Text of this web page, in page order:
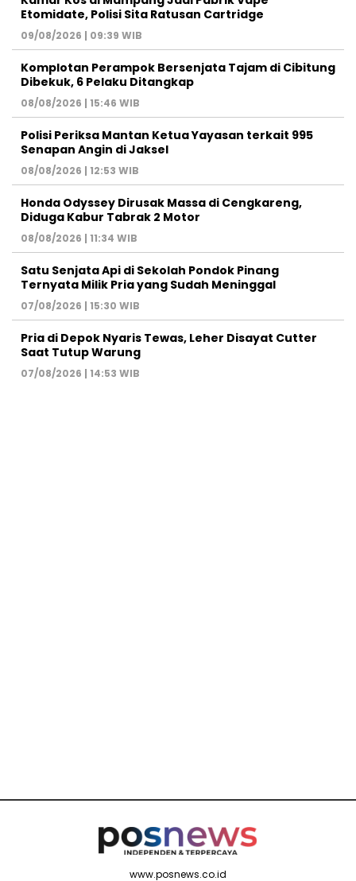
Etomidate, Polisi Sita Ratusan Cartridge
09/08/2026 | 09:39 WIB
Komplotan Perampok Bersenjata Tajam di Cibitung
Dibekuk, 6 Pelaku Ditangkap
08/08/2026 | 15:46 WIB
Polisi Periksa Mantan Ketua Yayasan terkait 995
Senapan Angin di Jaksel
08/08/2026 | 12:53 WIB
Honda Odyssey Dirusak Massa di Cengkareng,
Diduga Kabur Tabrak 2 Motor
08/08/2026 | 11:34 WIB
Satu Senjata Api di Sekolah Pondok Pinang
Ternyata Milik Pria yang Sudah Meninggal
07/08/2026 | 15:30 WIB
Pria di Depok Nyaris Tewas, Leher Disayat Cutter
Saat Tutup Warung
07/08/2026 | 14:53 WIB
www.posnews.co.id